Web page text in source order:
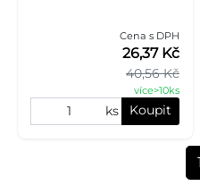
Cena s DPH
40,56 Kč
26,37 Kč
více>10ks
ks Koupit
1